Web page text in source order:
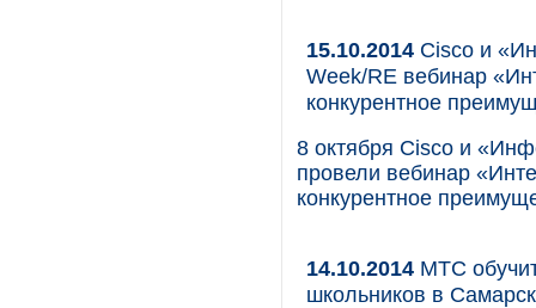
15.10.2014 Cisco и
Week/RE вебинар
конкурентное
8 октября Cisco и
провели вебинар
конкурентное
14.10.2014 МТС
школьников в